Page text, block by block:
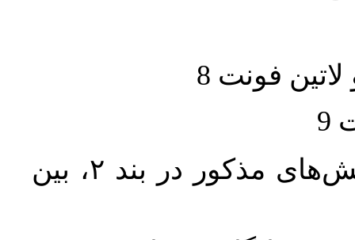
حجم کل مقاله با احتساب تمام بخش‌های مذکور در بند ۲، بین